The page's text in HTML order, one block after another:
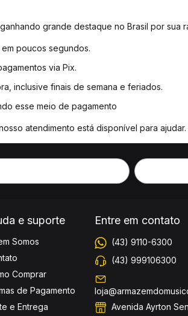
grande destaque no Brasil por sua
poucos segundos.
via Pix.
inclusive finais de semana e feriados.
esse meio de pagamento
atendimento está disponível para ajudar.
e suporte
Somos
Comprar
de Pagamento
e Entrega
Entre em contato
(43) 9110-6300
(43) 999106300
Avenida Ayrton